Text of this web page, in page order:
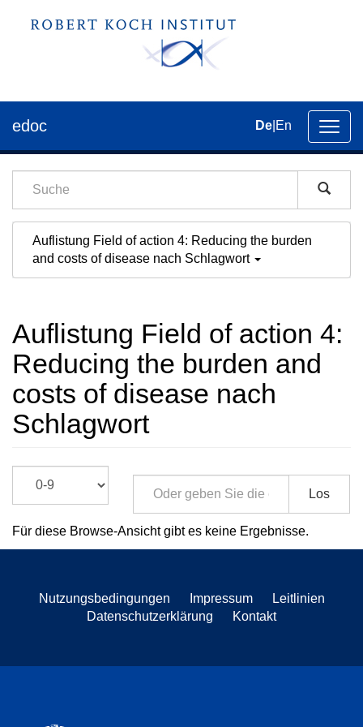
der
edoc De En
Auflistung Field of action 4: Reducing the burden
and costs of disease nach Schlagwort
Auflistung Field of action 4:
Reducing the burden and
costs of disease nach
Schlagwort
Los
Für diese Browse-Ansicht gibt es keine Ergebnisse.
Nutzungsbedingungen Impressum
Leitlinien
Datenschutzerklärung
Kontakt